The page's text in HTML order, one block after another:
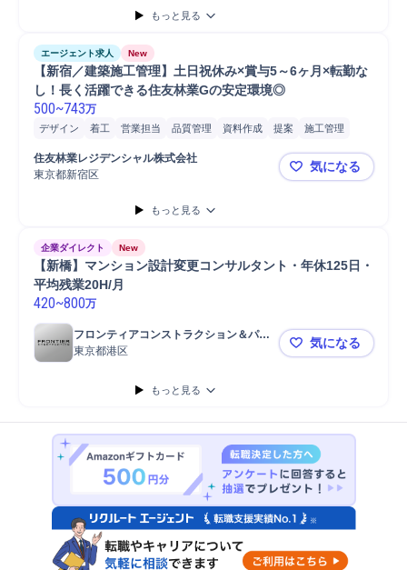
もっと見る
エージェント求人 New
【新宿／建築施工管理】土日祝休み×賞与5～6ヶ月×転勤な
し！長く活躍できる住友林業Gの安定環境◎
500~743万
デザイン 着工 営業担当 品質管理 資料作成 提案
施工管理
担当者
営業 竣工
Microsoft Word
PC 戸建
住友林業レジデンシャル株式会社
東京都新宿区
【新宿／建
気になる
もっと見る
企業ダイレクト New
【新橋】マンション設計変更コンサルタント・年休125日・
平均残業20H/月
420~800万
フロンティアコンストラクション＆パー
トナーズ株式会社
東京都港区 【新橋】マ
気になる
もっと見る